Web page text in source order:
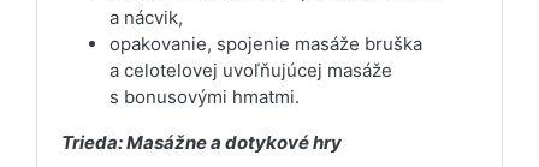
a nácvik,
opakovanie, spojenie masáže bruška
a celotelovej uvoľňujúcej masáže
s bonusovými hmatmi.
Trieda:Masážne a dotykové hry